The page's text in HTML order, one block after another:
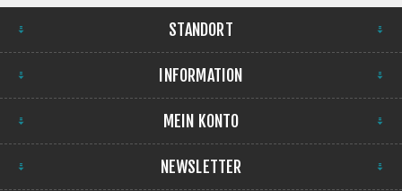
STANDORT
INFORMATION
MEIN KONTO
NEWSLETTER